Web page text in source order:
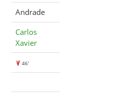
Andrade
Carlos
Xavier
46'